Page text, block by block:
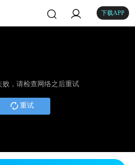
下载APP
败，请检查网络之后重试
重试